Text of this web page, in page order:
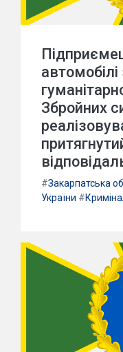
Збройних
#Закарпатська
України #